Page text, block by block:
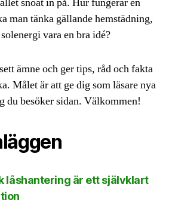
man tänka gällande hemstädning,
vara en bra idé?
ämne och ger tips, råd och fakta
Målet är att ge dig som läsare nya
du besöker sidan. Välkommen!
låshantering är ett självklart